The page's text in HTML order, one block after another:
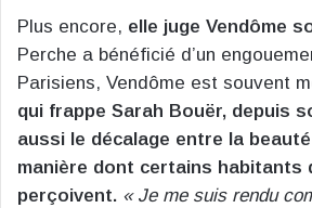
Plus encore, elle juge Vendôme
Perche a bénéficié d’un
Parisiens, Vendôme est souvent
qui frappe Sarah Bouër, depuis
aussi le décalage entre la
manière dont certains habitants
perçoivent. « Je me suis rendu